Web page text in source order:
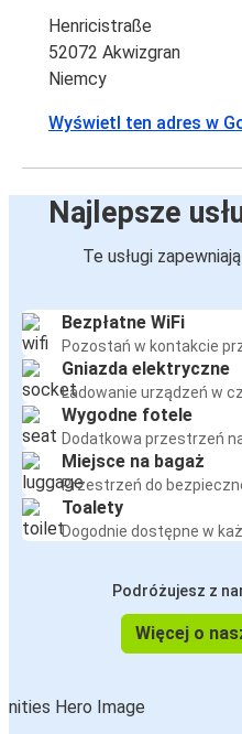
Henricistraße
52072 Akwizgran
Niemcy
Wyświetl ten adres w
Najlepsze
Te usługi
Bezpłatne WiFi
Pozostań w kontakcie
Gniazda elektryczne
Ładowanie urządzeń w
Wygodne fotele
Dodatkowa przestrzeń
Miejsce na bagaż
Przestrzeń do
Toalety
Dogodnie dostępne w
Podróżujesz z
Więcej o